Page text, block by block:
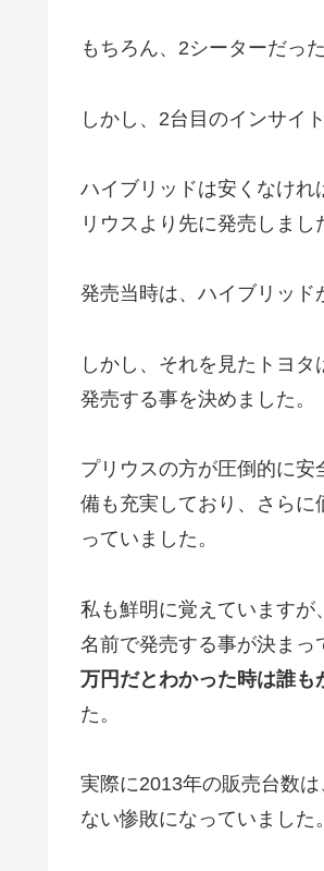
もちろん、2シーターだっ
しかし、2台目のインサイト
ハイブリッドは安くなけ
リウスより先に発売しまし
発売当時は、ハイブリッド
しかし、それを見たトヨ
発売する事を決めました。
プリウスの方が圧倒的に
備も充実しており、さらに
っていました。
私も鮮明に覚えていますが
名前で発売する事が決まっ
万円だとわかった時は誰も
た。
実際に2013年の販売台数
ない惨敗になっていました。